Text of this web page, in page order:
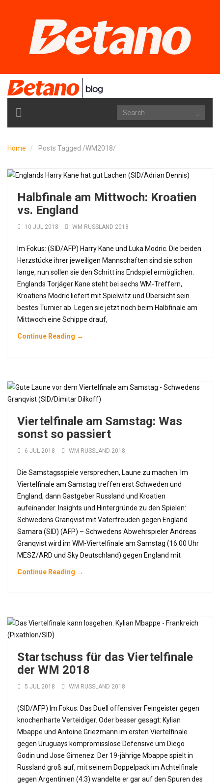
TOGGLE
NAVIGATION
Home Posts Tagged /WM2018/
Halbfinale am Mittwoch: Kroatien
vs. England
10 JUL 2018 WM RUSSLAND 2018
Im Fokus: (SID/AFP) Harry Kane und Luka Modric. Die beiden
Herzstücke ihrer jeweiligen Mannschaften sind sie schon
lange, nun sollen sie den Schritt ins Endspiel ermöglichen.
Englands Torjäger Kane steht bei sechs WM-Treffern,
Kroatiens Modric liefert mit Spielwitz und Übersicht sein
bestes Turnier ab. Legen sie jetzt noch beim Halbfinale am
Mittwoch eine Schippe drauf,
Continue Reading →
Viertelfinale am Samstag: Was
sonst so passiert
6 JUL 2018 WM RUSSLAND 2018
Die Samstagsspiele versprechen, Laune zu machen. Im
Viertelfinale am Samstag treffen erst Schweden und
England, dann Gastgeber Russland und Kroatien
aufeinander. Insights und Hintergründe zu den Spielen:
Schwedens Granqvist mit Vaterfreuden gegen England
Samara (SID) (AFP) – Schwedens Abwehrspieler Andreas
Granqvist wird im WM-Viertelfinale am Samstag (16.00 Uhr
MESZ/ARD und Sky Deutschland) gegen England mit
Continue Reading →
Startschuss für das Viertelfinale
der WM 2018
5 JUL 2018 WM RUSSLAND 2018
(SID/AFP) Im Fokus: Das Duell offensiver Feingeister gegen
knochenharte Verteidiger. Oder besser gesagt: Kylian
Mbappe und Antoine Griezmann im ersten Viertelfinale
gegen Uruguays kompromisslose Defensive um Diego
Godin und Jose Gimenez. Der 19-jährige Mbappe spielt in
Russland groß auf, mit seinem Doppelpack im Achtelfinale
gegen Argentinien (4:3) wandelte er gar auf den Spuren des